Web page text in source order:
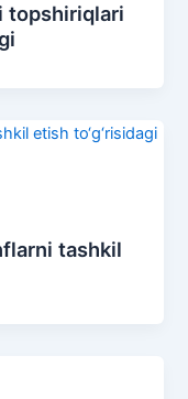
topshiriqlari
tashkil